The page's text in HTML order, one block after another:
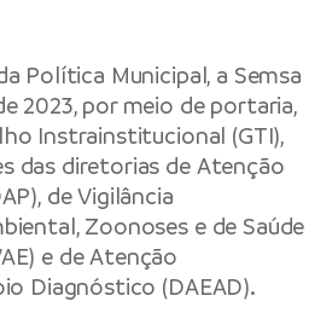
Política Municipal, a Semsa
2023, por meio de portaria,
Instrainstitucional (GTI),
das diretorias de Atenção
de Vigilância
Zoonoses e de Saúde
e de Atenção
Diagnóstico (DAEAD).